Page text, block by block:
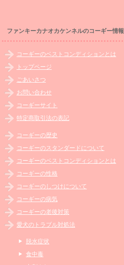
ファンキーカナオカケンネルのコーギー情報
コーギーのベストコンディションとは
トップページ
ごあいさつ
お問い合わせ
コーギーサイト
特定商取引法の表記
コーギーの歴史
コーギーのスタンダードについて
コーギーのベストコンディションとは
コーギーの性格
コーギーのしつけについて
コーギーの病気
コーギーの老後対策
愛犬のトラブル対処法
脱水症状
食中毒